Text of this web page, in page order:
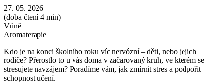
27. 05. 2026
(doba čtení 4 min)
Vůně
Aromaterapie
Kdo je na konci školního roku víc nervózní – děti, nebo jejich
rodiče? Přerostlo to u vás doma v začarovaný kruh, ve kterém se
stresujete navzájem? Poradíme vám, jak zmírnit stres a podpořit
schopnost učení.